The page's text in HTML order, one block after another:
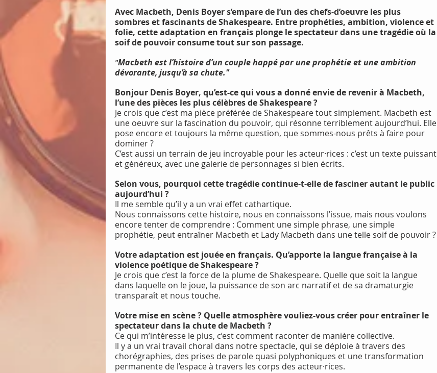
Avec Macbeth, Denis Boyer s’empare de l’un des chefs-d’oeuvre les plus
sombres et fascinants de Shakespeare. Entre prophéties, ambition, violence et
folie, cette adaptation en français plonge le spectateur dans une tragédie où la
soif de pouvoir consume tout sur son passage.
"Macbeth est l’histoire d’un couple happé par une prophétie et une ambition
dévorante, jusqu’à sa chute."
Bonjour Denis Boyer, qu’est-ce qui vous a donné envie de revenir à Macbeth,
l’une des pièces les plus célèbres de Shakespeare ?
Je crois que c’est ma pièce préférée de Shakespeare tout simplement. Macbeth est
une oeuvre sur la fascination du pouvoir, qui résonne terriblement aujourd’hui. Elle
pose encore et toujours la même question, que sommes-nous prêts à faire pour
dominer ?
C’est aussi un terrain de jeu incroyable pour les acteur·rices : c’est un texte puissant
et généreux, avec une galerie de personnages si bien écrits.
Selon vous, pourquoi cette tragédie continue-t-elle de fasciner autant le public
aujourd’hui ?
Il me semble qu’il y a un vrai effet cathartique.
Nous connaissons cette histoire, nous en connaissons l’issue, mais nous voulons
encore tenter de comprendre : Comment une simple phrase, une simple
prophétie, peut entraîner Macbeth et Lady Macbeth dans une telle soif de pouvoir ?
Votre adaptation est jouée en français. Qu’apporte la langue française à la
violence poétique de Shakespeare ?
Je crois que c’est la force de la plume de Shakespeare. Quelle que soit la langue
dans laquelle on le joue, la puissance de son arc narratif et de sa dramaturgie
transparaît et nous touche.
Votre mise en scène ? Quelle atmosphère vouliez-vous créer pour entraîner le
spectateur dans la chute de Macbeth ?
Ce qui m’intéresse le plus, c’est comment raconter de manière collective.
Il y a un vrai travail choral dans notre spectacle, qui se déploie à travers des
chorégraphies, des prises de parole quasi polyphoniques et une transformation
permanente de l’espace à travers les corps des acteur·rices.